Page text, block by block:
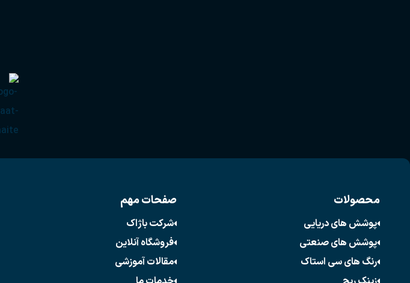
محصولات
پوشش های دریایی
پوشش های صنعتی
رنگ های سی استاک
صفحات مهم
شرکت باژاک
فروشگاه آنلاین
مقالات آموزشی